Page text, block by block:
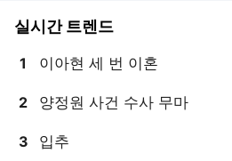
실시간 트렌드
1 이아현 세 번 이혼
2 양정원 사건 수사 무마
3 입추